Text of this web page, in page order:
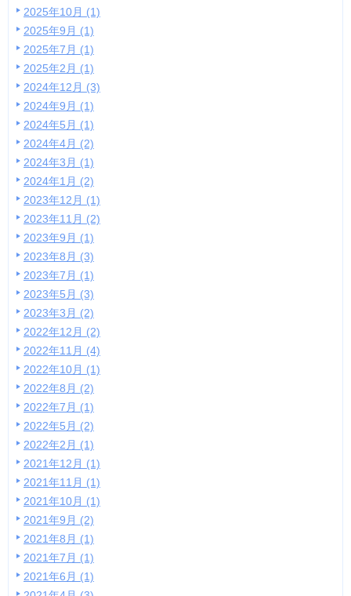
2025年10月 (1)
2025年9月 (1)
2025年7月 (1)
2025年2月 (1)
2024年12月 (3)
2024年9月 (1)
2024年5月 (1)
2024年4月 (2)
2024年3月 (1)
2024年1月 (2)
2023年12月 (1)
2023年11月 (2)
2023年9月 (1)
2023年8月 (3)
2023年7月 (1)
2023年5月 (3)
2023年3月 (2)
2022年12月 (2)
2022年11月 (4)
2022年10月 (1)
2022年8月 (2)
2022年7月 (1)
2022年5月 (2)
2022年2月 (1)
2021年12月 (1)
2021年11月 (1)
2021年10月 (1)
2021年9月 (2)
2021年8月 (1)
2021年7月 (1)
2021年6月 (1)